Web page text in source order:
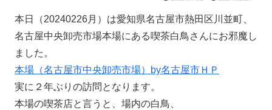
本日（20240226月）は愛知県名古屋市熱田区川並町、
名古屋中央卸売市場本場にある喫茶白鳥さんにお邪魔し
ました。
本場（名古屋市中央卸売市場）by名古屋市ＨＰ
実に２年ぶりの訪問となります。
本場の喫茶店と言うと、場内の白鳥、